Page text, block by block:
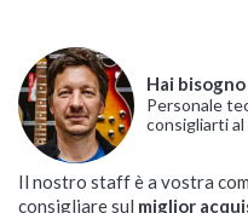
Hai
Personale
consigliarti al
Il nostro staff è a vostra
consigliare sul miglior